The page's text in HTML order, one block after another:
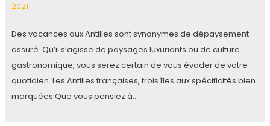
2021
Des vacances aux Antilles sont synonymes de dépaysement
assuré. Qu’il s’agisse de paysages luxuriants ou de culture
gastronomique, vous serez certain de vous évader de votre
quotidien. Les Antilles françaises, trois îles aux spécificités bien
marquées Que vous pensiez à…